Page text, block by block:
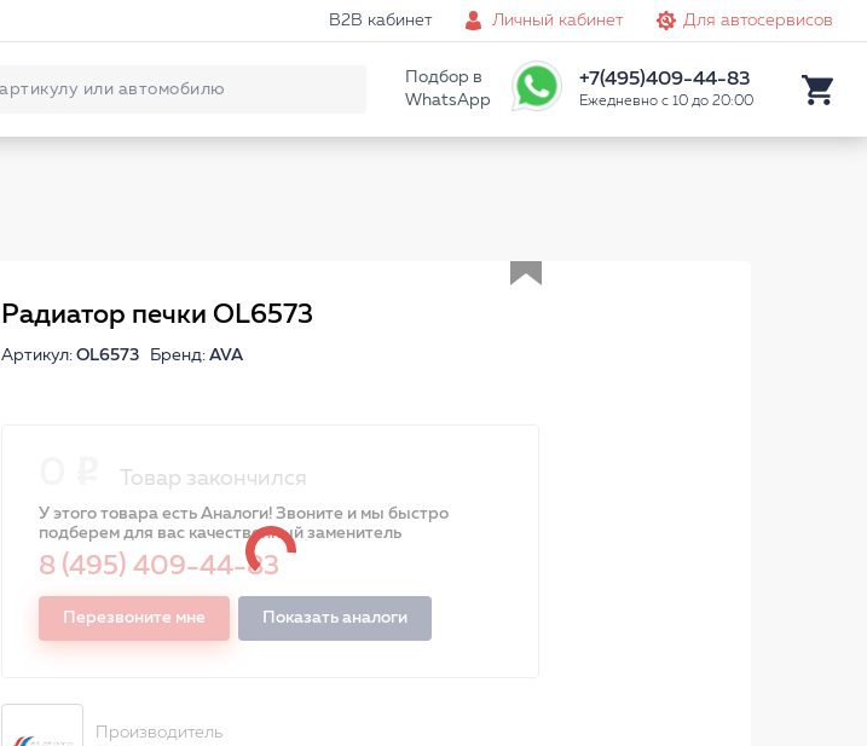
B2B кабинет Личный кабинет Для автосервисов
Подбор в
WhatsApp
+7(495)409-44-83
Ежедневно с 10 до 20:00
Радиатор печки OL6573
Артикул: OL6573 Бренд: AVA
Товар закончился
У этого товара есть Аналоги! Звоните и мы быстро
подберем для вас качественный заменитель
8 (495) 409-44-83
Перезвоните мне Показать аналоги
Производитель